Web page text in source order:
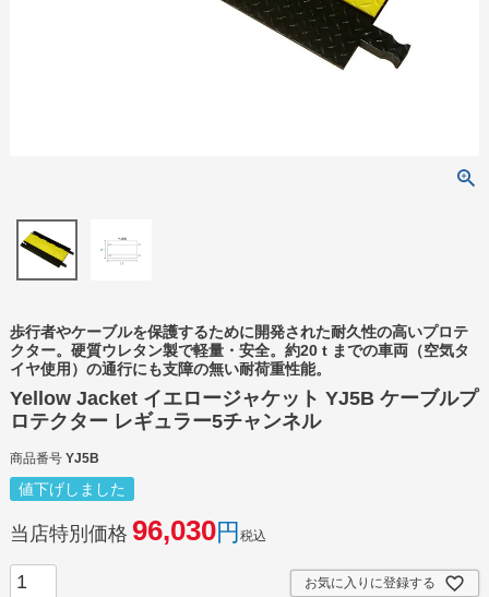
歩行者やケーブルを保護するために開発された耐久性の高いプロテ
クター。硬質ウレタン製で軽量・安全。約20 t までの車両（空気タ
イヤ使用）の通行にも支障の無い耐荷重性能。
Yellow Jacket イエロージャケット YJ5B ケーブルプ
ロテクター レギュラー5チャンネル
商品番号 YJ5B
値下げしました
当店特別価格 96,030 税込
お気に入りに登録する